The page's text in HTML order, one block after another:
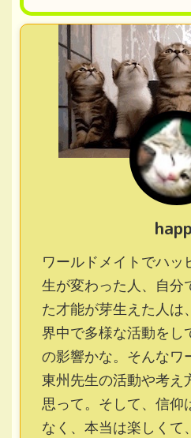
ワールドメイトでハッ
生が変わった人、自分
た才能が芽生えた人は
界中で多様な活動をし
の影響かな。そんなワ
東州先生の活動や考え
思って。そして、信仰
なく、本当は楽しくて